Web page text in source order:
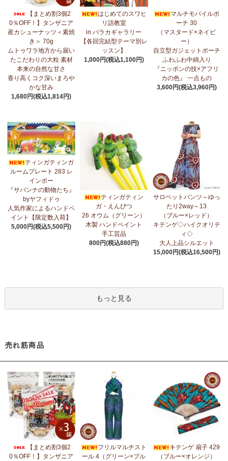
フリルマルチストール新入荷！ ～腰や首に巻いてアレンジ
無限大！
7/10： ティンガティンガ・アート～マサイの作品 新入荷！
7/10：ティンガティンガ・アート～Sサイズの作品 新入荷！作家
名ごとに2つのカテゴリーでご紹介します
→ 作家名 A―L
7/7：カンガ2026新柄 タンザニアより完全限定入荷！
7/3：【まとめ割SALE！】3個で10％OFF！タンザニア産カシュー
ナッツ＜素焼き＞＜うす塩＞～こだわりの大粒 香り高くコク深い
まろやかな甘み～
6/30： マルチモバイルポーチ新入荷！『ニッポンの技×アフリカ
の色』
6/30：ティンガティンガ・アート～Sサイズの作品 新入荷！作家
名ごとに2つのカテゴリーでご紹介します
→ 作家名 A―L
→ 作家名 M―Z
アフリカスクワランオイル～100％天然由来成分、無添加～
ウエルネス アロマ カテゴリーに新入荷！
ハイクオリティ◇で仕立てた新作登場！『ニッポンの技×アフリカ
の色』
5/14： アフリカンピアス
荷！～天然素材 環境配慮したエシカル製品～
5/14：アフリカンネックレス
アフリカンアクセサリーコーナー新
入荷！～天然素材 環境配慮したエシカル製品～
5/4：ノーカラーボレロジャケット新入荷！～キテンゲ◇ハイクオ
リティ◇で仕立てた新作登場！『ニッポンの技×アフリカの色』
5/4：キコイ アフリカの布ページに新入荷！
綿織布
【まとめ割3個2
0％OFF！】タンザニア
産カシューナッツ＜素焼
き＞ 70g
ムトゥワラ地方から届い
たこだわりの大粒 素材
本来の自然な甘さ
香り高くコク深いまろや
かな甘み
1,680円(税込1,814円)
はじめてのスワヒ
リ語教室
in バラカギャラリー
【各回完結型テーマ別レ
ッスン】
1,000円(税込1,100円)
マルチモバイルポ
ーチ 30
（マスタード×ネイビ
ー）
自立型ガジェットポーチ
ふわふわ中綿入り
『ニッポンの技×アフリ
カの色』 一点もの
3,600円(税込3,960円)
ティンガティンガ
ルームプレート 283 レ
インボー
『サバンナの動物たち』
byヤフィドゥ
人気作家によるハンドペ
イント【限定数入荷】
5,000円(税込5,500円)
ティンガティン
ガ・えんぴつ
26 オウム（グリーン）
木製 ハンドペイント
手工芸品
800円(税込880円)
サロペットパンツ～ゆっ
たり2way～13
（ブルー×レッド）
キテンゲ◇ハイクオリテ
ィ◇
大人上品シルエット
15,000円(税込16,500円)
もっと見る
売れ筋商品
【まとめ割3個2
0％OFF！】タンザニア
フリルマルチスト
ール 4（グリーン×ブル
キテンゲ 扇子 429
（ブルー×オレンジ）